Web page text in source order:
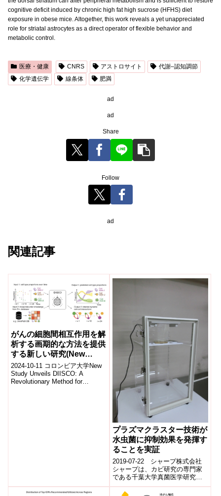
cognitive deficit induced by chronic high fat high sucrose (HFHS) diet
exposure in obese mice. Altogether, this work reveals a yet unappreciated
role for striatal astrocytes as a direct operator of flexible behavior and
metabolic control.
医療・健康 CNRS アストロサイト
代謝–認知調節
化学遺伝学
線条体 肥満
ad
ad
Share
Follow
ad
関連記事
がんの細胞間相互作用を解
析する画期的な方法を提供
する新しい研究(New
Study Unveils DIISCO: A
Revolutionary Method for
Analyzing Dynamic
2024-10-11 コロンビア大学New
Study Unveils DIISCO: A
Revolutionary Method for
プラズマクラスター技術が
水虫菌に抑制効果を発揮す
ることを実証
2019-07-22 シャープ株式会社
シャープは、カビ研究の専門家
である千葉大学真菌医学研究セ
ンター矢口准教授の監修の下、
カビ試験装置※2(イオン濃度約